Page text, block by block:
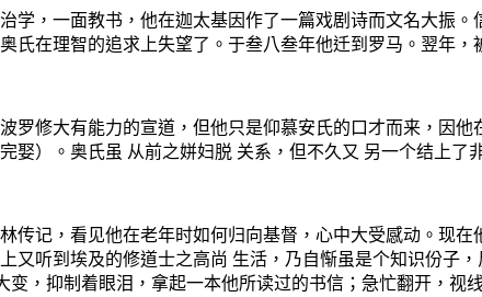
学，一面教书，他在迦太基因作了一篇戏剧诗而文名大振
氏在理智的追求上失望了。于叁八叁年他迁到罗马。翌年
修大有能力的宣道，但他只是仰慕安氏的口才而来，因他
娶）。奥氏虽 从前之姘妇脱 关系，但不久又 另一个结上了
记，看见他在老年时如何归向基督，心中大受感动。现在
又听到埃及的修道士之高尚 生活，乃自惭虽是个知识份子
变，抑制着眼泪，拿起一本他所读过的书信；急忙翻开，